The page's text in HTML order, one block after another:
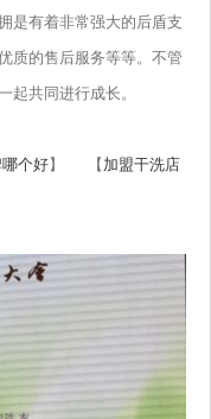
是有着非常强大的后盾支
质的售后服务等等。不管
起共同进行成长。
个好】 【 加盟干洗店